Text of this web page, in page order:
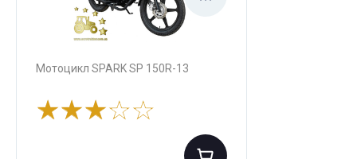
Мотоцикл SPARK SP 150R-13